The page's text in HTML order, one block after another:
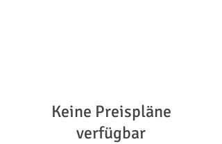
Keine Preispläne
verfügbar